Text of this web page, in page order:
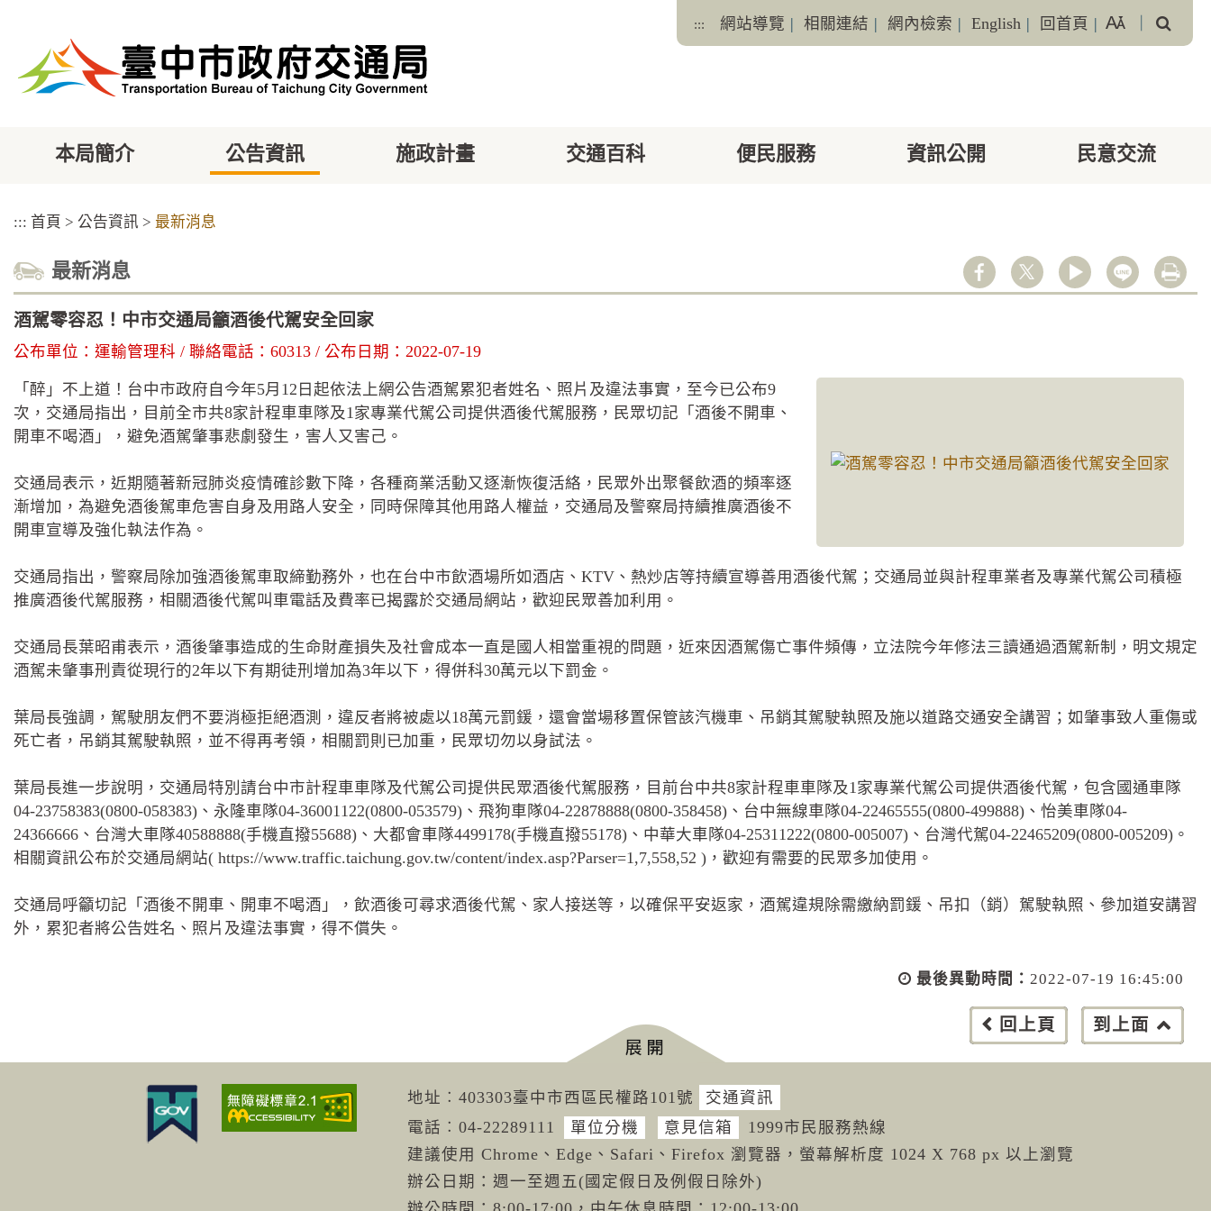
::: 網站導覽 | 相關連結 | 網內檢索 | English | 回首頁 |
尋
本局簡介 公告資訊 施政計畫 交通百科 便民服務 資訊公開 民意交流
::: 首頁 > 公告資訊 > 最新消息
最新消息
酒駕零容忍！中市交通局籲酒後代駕安全回家
公布單位：運輸管理科 / 聯絡電話：60313 / 公布日期：2022-07-19
「醉」不上道！台中市政府自今年5月12日起依法上網公告酒駕累犯者姓名、照片及違法事實，至今已公布9
次，交通局指出，目前全市共8家計程車車隊及1家專業代駕公司提供酒後代駕服務，民眾切記「酒後不開車、
開車不喝酒」，避免酒駕肇事悲劇發生，害人又害己。
交通局表示，近期隨著新冠肺炎疫情確診數下降，各種商業活動又逐漸恢復活絡，民眾外出聚餐飲酒的頻率逐
漸增加，為避免酒後駕車危害自身及用路人安全，同時保障其他用路人權益，交通局及警察局持續推廣酒後不
開車宣導及強化執法作為。
交通局指出，警察局除加強酒後駕車取締勤務外，也在台中市飲酒場所如酒店、KTV、熱炒店等持續宣導善用酒後代駕；交通局並與計程車業者及專業代駕公司積極
推廣酒後代駕服務，相關酒後代駕叫車電話及費率已揭露於交通局網站，歡迎民眾善加利用。
交通局長葉昭甫表示，酒後肇事造成的生命財產損失及社會成本一直是國人相當重視的問題，近來因酒駕傷亡事件頻傳，立法院今年修法三讀通過酒駕新制，明文規定
酒駕未肇事刑責從現行的2年以下有期徒刑增加為3年以下，得併科30萬元以下罰金。
葉局長強調，駕駛朋友們不要消極拒絕酒測，違反者將被處以18萬元罰鍰，還會當場移置保管該汽機車、吊銷其駕駛執照及施以道路交通安全講習；如肇事致人重傷或
死亡者，吊銷其駕駛執照，並不得再考領，相關罰則已加重，民眾切勿以身試法。
葉局長進一步說明，交通局特別請台中市計程車車隊及代駕公司提供民眾酒後代駕服務，目前台中共8家計程車車隊及1家專業代駕公司提供酒後代駕，包含國通車隊
04-23758383(0800-058383)、永隆車隊04-36001122(0800-053579)、飛狗車隊04-22878888(0800-358458)、台中無線車隊04-22465555(0800-499888)、怡美車隊04-
24366666、台灣大車隊40588888(手機直撥55688)、大都會車隊4499178(手機直撥55178)、中華大車隊04-25311222(0800-005007)、台灣代駕04-22465209(0800-005209)。
相關資訊公布於交通局網站( https://www.traffic.taichung.gov.tw/content/index.asp?Parser=1,7,558,52 )，歡迎有需要的民眾多加使用。
交通局呼籲切記「酒後不開車、開車不喝酒」，飲酒後可尋求酒後代駕、家人接送等，以確保平安返家，酒駕違規除需繳納罰鍰、吊扣（銷）駕駛執照、參加道安講習
外，累犯者將公告姓名、照片及違法事實，得不償失。
最後異動時間： 2022-07-19 16:45:00
回上頁 到上面
地址︰403303臺中市西區民權路101號
交通資訊
電話︰04-22289111 單位分機 意見信箱
1999市民服務熱線
建議使用 Chrome、Edge、Safari、Firefox 瀏覽器，螢幕解析度 1024 X 768 px 以上瀏覽
辦公日期：週一至週五(國定假日及例假日除外)